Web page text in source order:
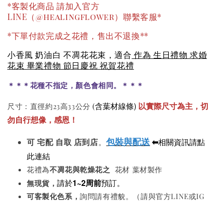
*客製化商品 請加入官方
LINE（@healingflower）聯繫客服*
*下單付款完成之花禮，售出不退換**
小香風 奶油白 不凋花花束，適合 作為 生日禮物 求婚
花束 畢業禮物 節日慶祝 祝賀花禮
＊＊＊花種不指定，顏色會相同。＊＊＊
尺寸：直徑約23高33公分 (含葉材線條) 以實際尺寸為主，切
勿自行想像，感恩！
可宅配 自取 店到店。包裝與配送⬅相關資訊請點
此連結
花禮為不凋花與乾燥花之 花材 葉材製作
無現貨，請於1~2周前預訂。
可客製化色系，詢問請有禮貌。（請與官方LINE或IG